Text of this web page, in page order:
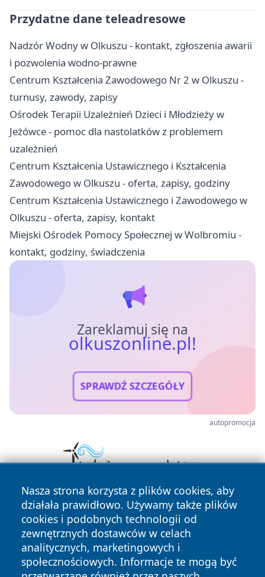
Przydatne dane teleadresowe
Nadzór Wodny w Olkuszu - kontakt, zgłoszenia awarii
i pozwolenia wodno-prawne
Centrum Kształcenia Zawodowego Nr 2 w Olkuszu -
turnusy, zawody, zapisy
Ośrodek Terapii Uzależnień Dzieci i Młodzieży w
Jeżówce - pomoc dla nastolatków z problemem
uzależnień
Centrum Kształcenia Ustawicznego i Kształcenia
Zawodowego w Olkuszu - oferta, zapisy, godziny
Centrum Kształcenia Ustawicznego i Zawodowego w
Olkuszu - oferta, zapisy, kontakt
Miejski Ośrodek Pomocy Społecznej w Wolbromiu -
kontakt, godziny, świadczenia
Zareklamuj się na
olkuszonline.pl!
SPRAWDŹ SZCZEGÓŁY
autopromocja
Nasza strona korzysta z plików cookies, aby
działała prawidłowo. Używamy także plików
cookies i podobnych technologii od
zewnętrznych dostawców w celach
analitycznych, marketingowych i
społecznościowych. Informacje te mogą być